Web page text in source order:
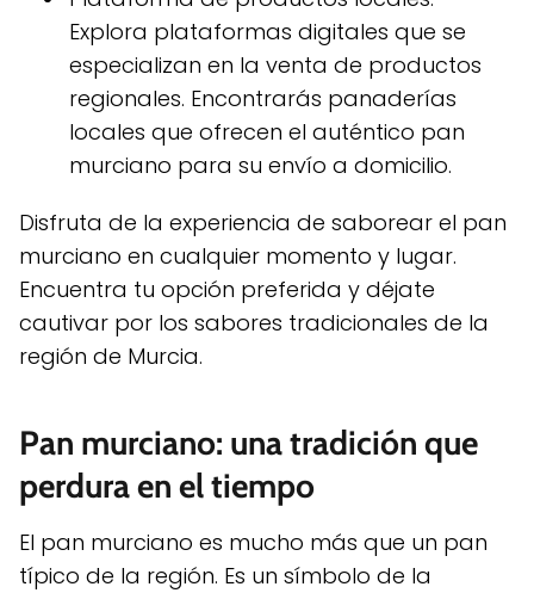
Explora plataformas digitales que se
especializan en la venta de productos
regionales. Encontrarás panaderías
locales que ofrecen el auténtico pan
murciano para su envío a domicilio.
Disfruta de la experiencia de saborear el pan
murciano en cualquier momento y lugar.
Encuentra tu opción preferida y déjate
cautivar por los sabores tradicionales de la
región de Murcia.
Pan murciano: una tradición que
perdura en el tiempo
El pan murciano es mucho más que un pan
típico de la región. Es un símbolo de la